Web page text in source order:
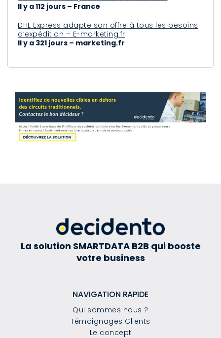
Il y a 112 jours – France
DHL Express adapte son offre à tous les besoins
d’expédition – E-marketing.fr
Il y a 321 jours – marketing.fr
La solution SMARTDATA B2B qui booste
votre business
NAVIGATION RAPIDE
Qui sommes nous ?
Témoignages Clients
Le concept